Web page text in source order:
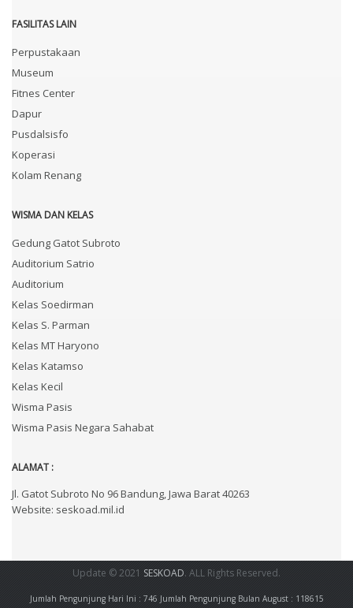
FASILITAS LAIN
Perpustakaan
Museum
Fitnes Center
Dapur
Pusdalsisfo
Koperasi
Kolam Renang
WISMA DAN KELAS
Gedung Gatot Subroto
Auditorium Satrio
Auditorium
Kelas Soedirman
Kelas S. Parman
Kelas MT Haryono
Kelas Katamso
Kelas Kecil
Wisma Pasis
Wisma Pasis Negara Sahabat
ALAMAT :
Jl. Gatot Subroto No 96 Bandung, Jawa Barat 40263
Website: seskoad.mil.id
Update © 2021 SESKOAD. ALL Rights Reserved.
Jumlah Pengunjung Hari Ini : 746 Jumlah Pengunjung Bulan August : 118615